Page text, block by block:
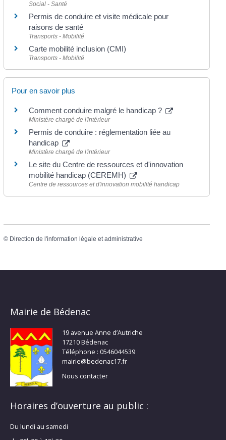
Social - Santé
Permis de conduire et visite médicale pour
raisons de santé
Transports - Mobilité
Carte mobilité inclusion (CMI)
Transports - Mobilité
Pour en savoir plus
Comment conduire malgré le handicap ?
Ministère chargé de l'intérieur
Permis de conduire : réglementation liée au
handicap
Ministère chargé de l'intérieur
Le site du Centre de ressources et d'innovation
mobilité handicap (CEREMH)
Centre de ressources et d'innovation mobilité handicap
© Direction de l'information légale et administrative
Mairie de Bédenac
19 avenue Anne d’Autriche
17210 Bédenac
Téléphone : 0546044539
mairie@bedenac17.fr
Nous contacter
Horaires d’ouverture au public :
Du lundi au samedi